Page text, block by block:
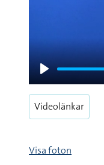
Play
Videolänkar
Visa foton